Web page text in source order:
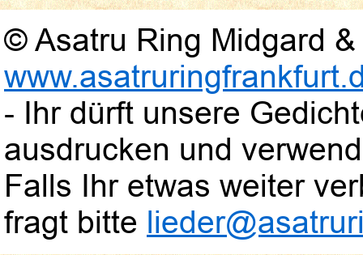
© Asatru Ring Midgard
- Ihr dürft unsere
ausdrucken und
Falls Ihr etwas weiter
fragt bitte